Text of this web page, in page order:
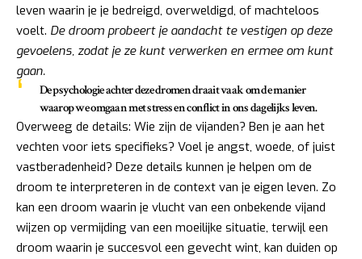
leven waarin je je bedreigd, overweldigd, of machteloos
voelt. De droom probeert je aandacht te vestigen op deze
gevoelens, zodat je ze kunt verwerken en ermee om kunt
gaan.
De psychologie achter deze dromen draait vaak om de manier
waarop we omgaan met stress en conflict in ons dagelijks leven.
Overweeg de details: Wie zijn de vijanden? Ben je aan het
vechten voor iets specifieks? Voel je angst, woede, of juist
vastberadenheid? Deze details kunnen je helpen om de
droom te interpreteren in de context van je eigen leven. Zo
kan een droom waarin je vlucht van een onbekende vijand
wijzen op vermijding van een moeilijke situatie, terwijl een
droom waarin je succesvol een gevecht wint, kan duiden op